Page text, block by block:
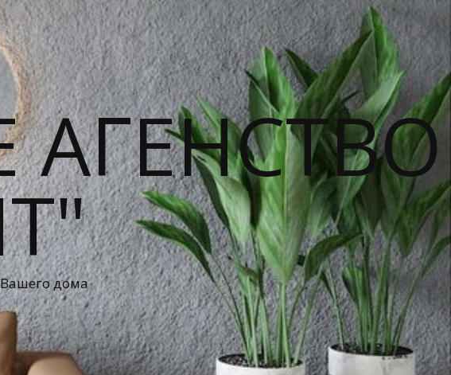
АГЕНСТВО
дома